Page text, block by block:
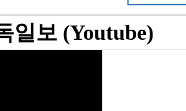
일보 (Youtube)